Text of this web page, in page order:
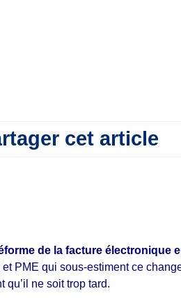
cet article
de la facture électronique
et PME qui sous-estiment ce
qu’il ne soit trop tard.